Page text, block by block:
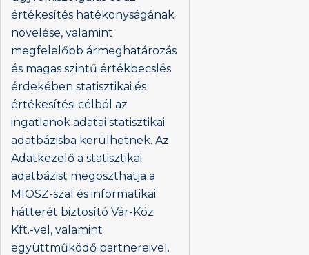
értékesítés hatékonyságának
növelése, valamint
megfelelőbb ármeghatározás
és magas szintű értékbecslés
érdekében statisztikai és
értékesítési célból az
ingatlanok adatai statisztikai
adatbázisba kerülhetnek. Az
Adatkezelő a statisztikai
adatbázist megoszthatja a
MIOSZ-szal és informatikai
hátterét biztosító Vár-Köz
Kft.-vel, valamint
együttműködő partnereivel.